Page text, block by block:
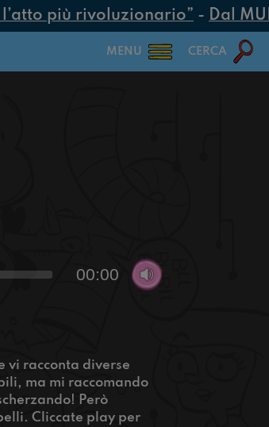
più rivoluzionario”- Dal
MENU CERCA
00:00
vi racconta diverse
ma mi raccomando
Però
Cliccate play per